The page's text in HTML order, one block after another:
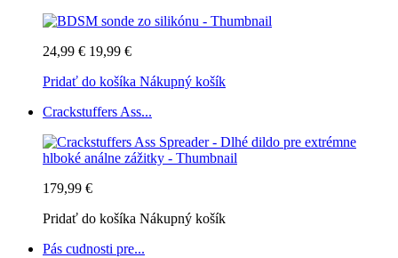
24,99 € 19,99 €
Pridať do košíka Nákupný košík
Crackstuffers Ass...
179,99 €
Pridať do košíka Nákupný košík
Pás cudnosti pre...